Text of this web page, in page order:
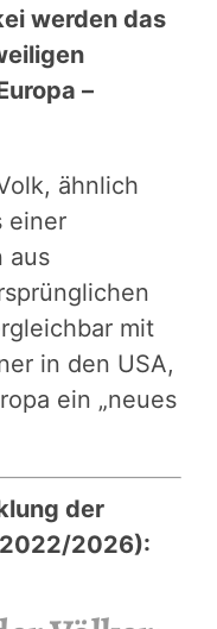
werden das
–
ähnlich
einer
aus
mit
in den USA,
ein „neues
der
2026):